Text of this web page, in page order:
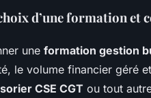
d’une formation et
une formation gestion
le volume financier géré
CSE CGT ou tout